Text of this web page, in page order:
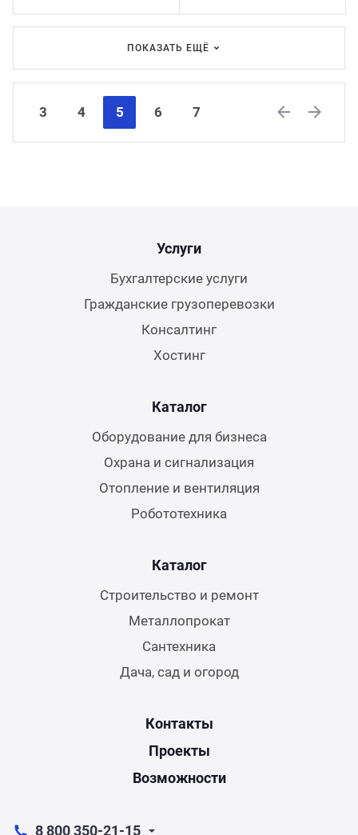
ПОКАЗАТЬ ЕЩЁ
3 4 5 6
7
Услуги
Бухгалтерские услуги
Гражданские грузоперевозки
Консалтинг
Хостинг
Каталог
Оборудование для бизнеса
Охрана и сигнализация
Отопление и вентиляция
Робототехника
Каталог
Строительство и ремонт
Металлопрокат
Сантехника
Дача, сад и огород
Контакты
Проекты
Возможности
8 800 350-21-15